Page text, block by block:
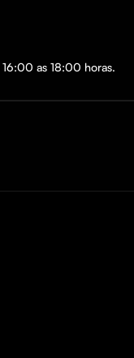
16:00 as 18:00 horas.